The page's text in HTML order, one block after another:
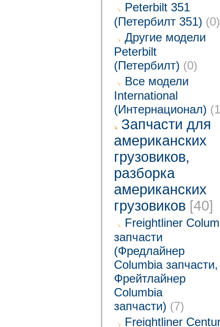
Peterbilt 351
(Петербилт 351) (0)
Другие модели
Peterbilt
(Петербилт) (0)
Все модели
International
(Интернационал)
Запчасти для
американских
грузовиков,
разборка
американских
грузовиков [40]
Freightliner
запчасти
(Фредлайнер
Columbia запчасти,
Фрейтлайнер
Columbia
запчасти) (7)
Freightliner